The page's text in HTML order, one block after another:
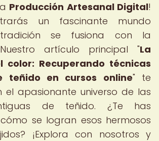
Producción Artesanal Digital!
un fascinante mundo
se fusiona con la
artículo principal "La
color: Recuperando técnicas
teñido en cursos online" te
el apasionante universo de las
de teñido. ¿Te has
se logran esos hermosos
¡Explora con nosotros y